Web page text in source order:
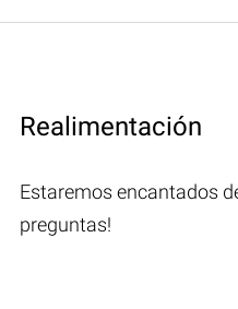
Realimentación
Estaremos encantados
preguntas!